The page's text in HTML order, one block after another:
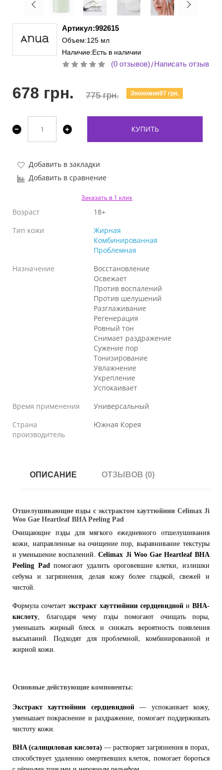
Артикул:992615
Объем:125 мл
Наличие:Есть в наличии
(0 отзывов)/Написать отзыв
678 грн. 775 грн. Экономия97 грн.
КУПИТЬ
Добавить в закладки
Добавить в сравнение
Заказать в 1 клик
Возраст
18+
Тип кожи
Жирная
Комбинированная
Проблемная
Назначение
Восстановление
Освежает
Против воспалений
Против шелушений
Разглаживание
Регенерация
Ровный тон
Снимает раздражение
Сужение пор
Тонизирование
Увлажнение
Укрепление
Успокаивает
Время применения
Универсальный
Страна
производитель
Южная Корея
ОПИСАНИЕ ОТЗЫВОВ (0)
Отшелушивающие пэды с экстрактом хауттюйнии Celimax Ji
Woo Gae Heartleaf BHA Peeling Pad
Очищающие пэды для мягкого ежедневного отшелушивания
кожи, направленные на очищение пор, выравнивание текстуры
и уменьшение воспалений.Celimax Ji Woo Gae Heartleaf BHA
Peeling Padпомогают удалить ороговевшие клетки, излишки
себума и загрязнения, делая кожу более гладкой, свежей и
чистой.
Формула сочетаетэкстракт хауттюйнии сердцевиднойиBHA-
кислоту, благодаря чему пэды помогают очищать поры,
уменьшать жирный блеск и снижать вероятность появления
высыпаний. Подходят для проблемной, комбинированной и
жирной кожи.
Основные действующие компоненты:
Экстракт хауттюйнии сердцевидной— успокаивает кожу,
уменьшает покраснение и раздражение, помогает поддерживать
чистоту кожи.
BHA (салициловая кислота) — растворяет загрязнения в порах,
способствует удалению омертвевших клеток, помогает бороться